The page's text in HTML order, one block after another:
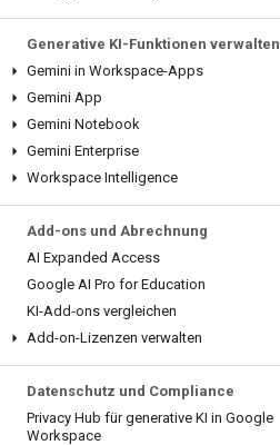
Generative KI-Funktionen verwalten
Gemini in Workspace-Apps
Gemini App
Gemini Notebook
Gemini Enterprise
Workspace Intelligence
Add-ons und Abrechnung
AI Expanded Access
Google AI Pro for Education
KI-Add‑ons vergleichen
Add-on-Lizenzen verwalten
Datenschutz und Compliance
Privacy Hub für generative KI in Google
Workspace